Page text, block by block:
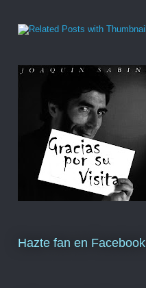
Hazte fan en Facebook